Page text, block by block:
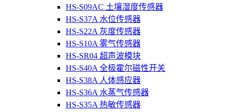
HS-S09AC 土壤湿度传感器
HS-S37A 水位传感器
HS-S22A 灰度传感器
HS-S10A 雾气传感器
HS-SR04 超声波模块
HS-S40A 全极霍尔磁性开关
HS-S38A 人体感应器
HS-S36A 水蒸气传感器
HS-S35A 热敏传感器